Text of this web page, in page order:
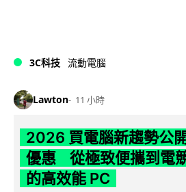
3C科技 流動電腦
Lawton 11 小時
2026 買電腦新趨勢公
優惠 從極致便攜到電
的高效能 PC